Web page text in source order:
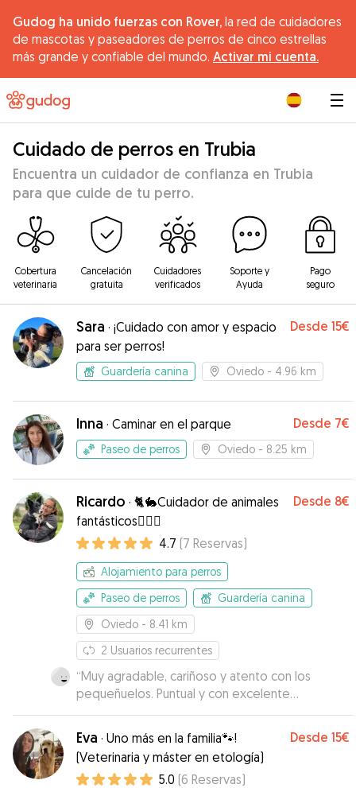
Gudog ha unido fuerzas con Rover, la red de cuidadores
de mascotas y paseadores de perros de cinco estrellas
más grande y confiable del mundo. Activar mi cuenta.
Cuidado de perros en Trubia
Encuentra un cuidador de confianza en Trubia
para que cuide de tu perro.
Cobertura
veterinaria
Cancelación
gratuita
Cuidadores
verificados
Soporte y
Ayuda
Pago
seguro
Sara · ¡Cuidado con amor y espacio
para ser perros!
Desde 15€
Guardería canina Oviedo - 4.96 km
Inna · Caminar en el parque Desde 7€
Paseo de perros Oviedo - 8.25 km
Ricardo · 🐈🐇Cuidador de animales
fantásticos🐕‍🦺🐩
Desde 8€
4.7 (7 Reservas)
Alojamiento para perros
Paseo de perros
Guardería canina
Oviedo - 8.41 km
2 Usuarios recurrentes
“Muy agradable, cariñoso y atento con los
pequeñuelos. Puntual y con excelente
comunicación.”
Eva · Uno más en la familia🐾!
(Veterinaria y máster en etología)
Desde 15€
5.0 (6 Reservas)